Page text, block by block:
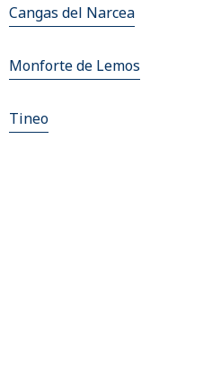
Cangas del Narcea
Monforte de Lemos
Tineo